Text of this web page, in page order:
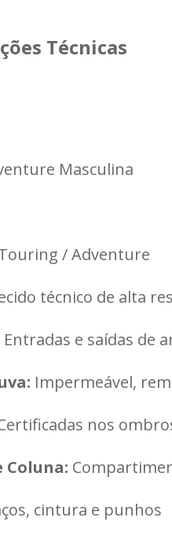
Técnicas
Masculina
/ Adventure
técnico de alta
Entradas e saídas de
Impermeável,
nos
cintura e punhos